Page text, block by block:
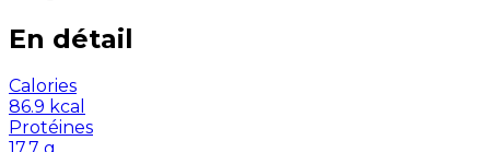
En détail
Calories
86.9 kcal
Protéines